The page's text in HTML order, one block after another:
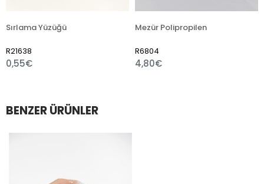
Yüzüğü Mezür Polipropilen
R6804
4,80€
BENZER ÜRÜNLER